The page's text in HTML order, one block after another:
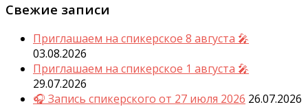
Свежие записи
Приглашаем на спикерское 8 августа 🎤
03.08.2026
Приглашаем на спикерское 1 августа 🎤
29.07.2026
🎧 Запись спикерского от 27 июля 2026 26.07.2026